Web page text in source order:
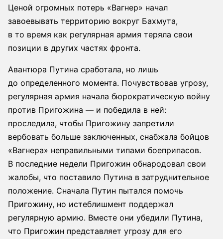
Ценой огромных потерь «Вагнер» начал
завоевывать территорию вокруг Бахмута,
в то время как регулярная армия теряла свои
позиции в других частях фронта.
Авантюра Путина сработала, но лишь
до определенного момента. Почувствовав угрозу,
регулярная армия начала бюрократическую войну
против Пригожина — и победила в ней:
проследила, чтобы Пригожину запретили
вербовать больше заключенных, снабжала бойцов
«Вагнера» неправильными типами боеприпасов.
В последние недели Пригожин обнародовал свои
жалобы, что поставило Путина в затруднительное
положение. Сначала Путин пытался помочь
Пригожину, но истеблишмент поддержал
регулярную армию. Вместе они убедили Путина,
что Пригожин представляет угрозу для его